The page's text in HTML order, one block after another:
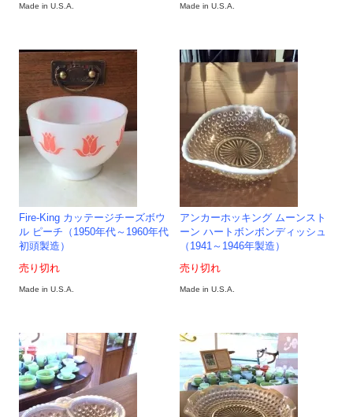
Made in U.S.A. Made in U.S.A.
Fire-King カッテージチーズボウ
ル ピーチ（1950年代～1960年代
初頭製造）
売り切れ
Made in U.S.A.
アンカーホッキング ムーンスト
ーン ハートボンボンディッシュ
（1941～1946年製造）
売り切れ
Made in U.S.A.